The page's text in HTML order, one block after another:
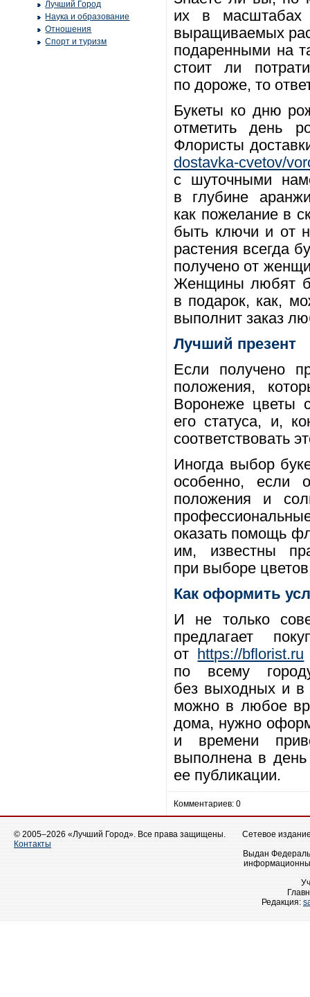
Лучший Город
Наука и образование
Отношения
Спорт и туризм
их в масштабах
выращиваемых
подаренными на
стоит ли
по дороже, то
Букеты ко дню
отметить день
Флористы
dostavka-cvetov/
с шуточными
в глубине
как пожелание в
быть ключи и от
растения всегда
получено от
Женщины любят
в подарок, как,
выполнит заказ
Лучший презент
Если получено
положения,
Воронеже цветы
его статуса, и,
соответствовать
Иногда выбор
особенно, если
положения и
оказать помощь
им, известны
при выборе
Как оформить
И не только
предлагает
от
https://bflorist.ru
по всему
без выходных и в
можно в любое
дома, нужно
и времени
выполнена в день
ее публикации.
Комментариев: 0
© 2005–2026 «Лучший Город». Все права защищены.
Контакты
Сетевое
Выдан
Редакция: